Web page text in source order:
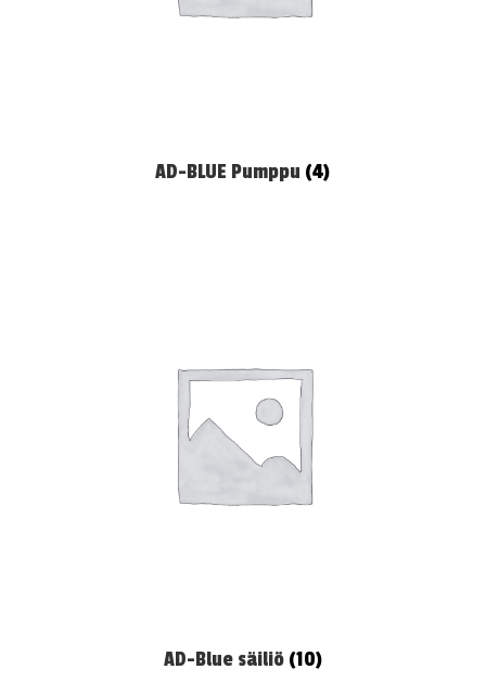
AD-BLUE Pumppu (4)
AD-Blue säiliö (10)